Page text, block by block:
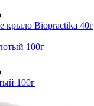
крыло Biopractika 40г
100г